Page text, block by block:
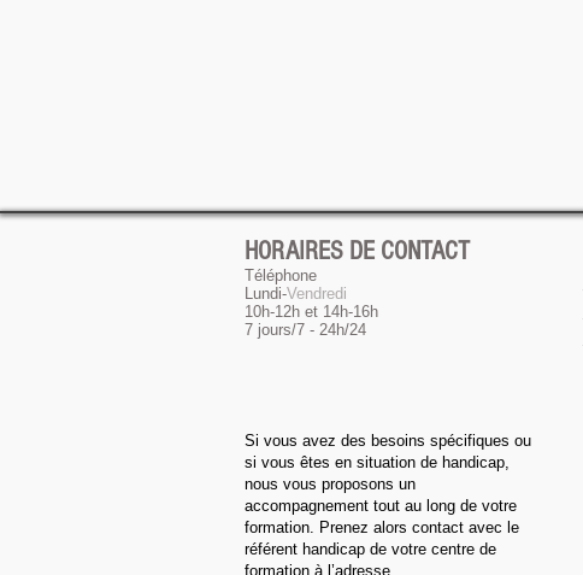
HORAIRES DE CONTACT
Téléphone
Lundi-Vendredi
10h-12h et 14h-16h
7 jours/7 - 24h/24
Si vous avez des besoins spécifiques ou
si vous êtes en situation de handicap,
nous vous proposons un
accompagnement tout au long de votre
formation. Prenez alors contact avec le
référent handicap de votre centre de
formation à l’adresse